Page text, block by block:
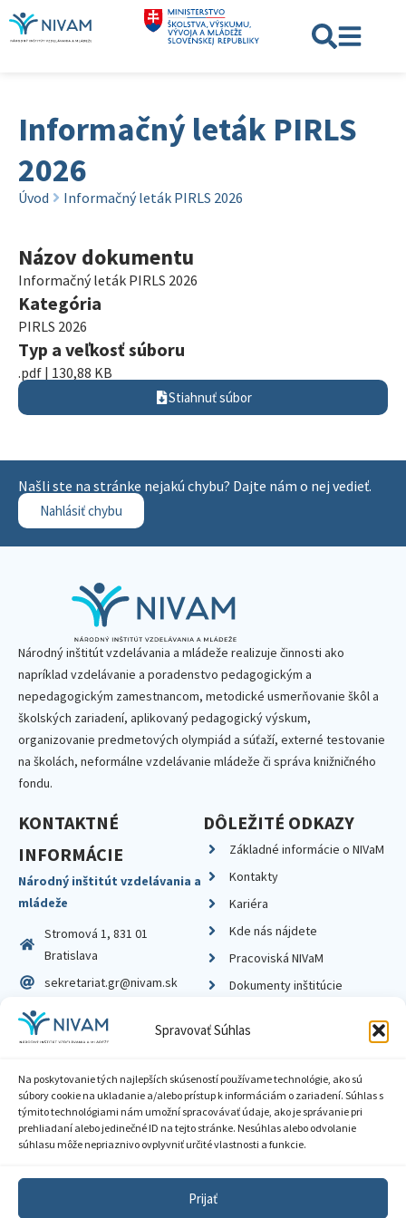
Spravovať Súhlas
Na poskytovanie tých najlepších skúseností používame technológie, ako sú
súbory cookie na ukladanie a/alebo prístup k informáciám o zariadení. Súhlas s
týmito technológiami nám umožní spracovávať údaje, ako je správanie pri
prehliadaní alebo jedinečné ID na tejto stránke. Nesúhlas alebo odvolanie
súhlasu môže nepriaznivo ovplyvniť určité vlastnosti a funkcie.
Prijať
Informačný leták PIRLS
2026
Úvod Informačný leták PIRLS 2026
Názov dokumentu
Informačný leták PIRLS 2026
Kategória
PIRLS 2026
Typ a veľkosť súboru
.pdf | 130,88 KB
Stiahnuť súbor
Našli ste na stránke nejakú chybu? Dajte nám o nej vedieť.
Nahlásiť chybu
Národný inštitút vzdelávania a mládeže realizuje činnosti ako
napríklad vzdelávanie a poradenstvo pedagogickým a
nepedagogickým zamestnancom, metodické usmerňovanie škôl a
školských zariadení, aplikovaný pedagogický výskum,
organizovanie predmetových olympiád a súťaží, externé testovanie
na školách, neformálne vzdelávanie mládeže či správa knižničného
fondu.
KONTAKTNÉ
INFORMÁCIE
Národný inštitút vzdelávania a
mládeže
Stromová 1, 831 01
Bratislava
sekretariat.gr@nivam.sk
IČO: 00164348
DIČ: 2020798714
DÔLEŽITÉ ODKAZY
Základné informácie o NIVaM
Kontakty
Kariéra
Kde nás nájdete
Pracoviská NIVaM
Dokumenty inštitúcie
Zásady ochrany súkromia
Sprístupnenie informácií